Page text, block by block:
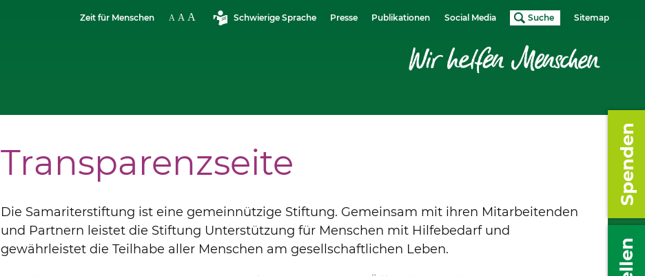
Zeit für Menschen Schwierige Sprache Presse Publikationen Social Media Suche Sitemap
Transparenzseite
Die Samariterstiftung ist eine gemeinnützige Stiftung. Gemeinsam mit ihren Mitarbeitenden
und Partnern leistet die Stiftung Unterstützung für Menschen mit Hilfebedarf und
gewährleistet die Teilhabe aller Menschen am gesellschaftlichen Leben.
Spenden